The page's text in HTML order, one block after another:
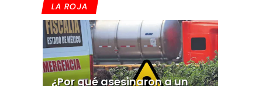
LA ROJA
¿Por qué asesinaron a un